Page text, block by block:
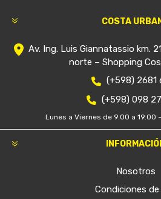
COSTA
Av. Ing. Luis Giannatassio km.
norte – Shopping
(+598) 2681
(+598) 098
Lunes a Viernes de 9.00 a 19.00
Nosotros
Condiciones de